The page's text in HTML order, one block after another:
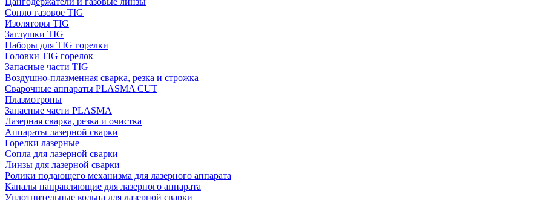
Сопло газовое TIG
Изоляторы TIG
Заглушки TIG
Наборы для TIG горелки
Головки TIG горелок
Запасные части TIG
Воздушно-плазменная сварка, резка и строжка
Сварочные аппараты PLASMA CUT
Плазмотроны
Запасные части PLASMA
Лазерная сварка, резка и очистка
Аппараты лазерной сварки
Горелки лазерные
Сопла для лазерной сварки
Линзы для лазерной сварки
Ролики подающего механизма для лазерного аппарата
Каналы направляющие для лазерного аппарата
Уплотнительные кольца для лазерной сварки